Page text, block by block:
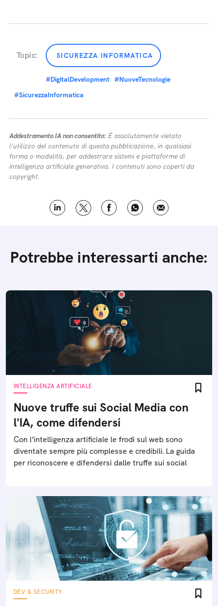
Topic: SICUREZZA INFORMATICA
#DigitalDevelopment #NuoveTecnologie
#SicurezzaInformatica
Addestramento IA non consentito: É assolutamente vietato
l’utilizzo del contenuto di questa pubblicazione, in qualsiasi
forma o modalità, per addestrare sistemi e piattaforme di
intelligenza artificiale generativa. I contenuti sono coperti da
copyright.
Potrebbe interessarti anche:
INTELLIGENZA ARTIFICIALE
Nuove truffe sui Social Media con
l'IA, come difendersi
Con l’intelligenza artificiale le frodi sul web sono
diventate sempre più complesse e credibili. La guida
per riconoscere e difendersi dalle truffe sui social
DEV & SECURITY